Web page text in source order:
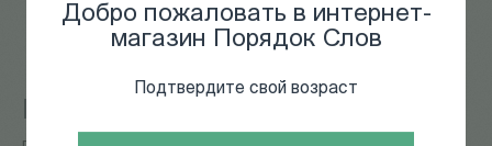
Добро пожаловать в интернет-
магазин Порядок Слов
Подтвердите свой возраст
Пастернаковский сборник III